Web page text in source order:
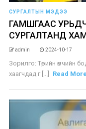
СУРГАЛТЫН МЭДЭЭ
ГАМШГААС
СУРГАЛТАНД
admin 2024-10-17
Зорилго: Төрийн өмчийн
хаагчдад г [...]
Read More